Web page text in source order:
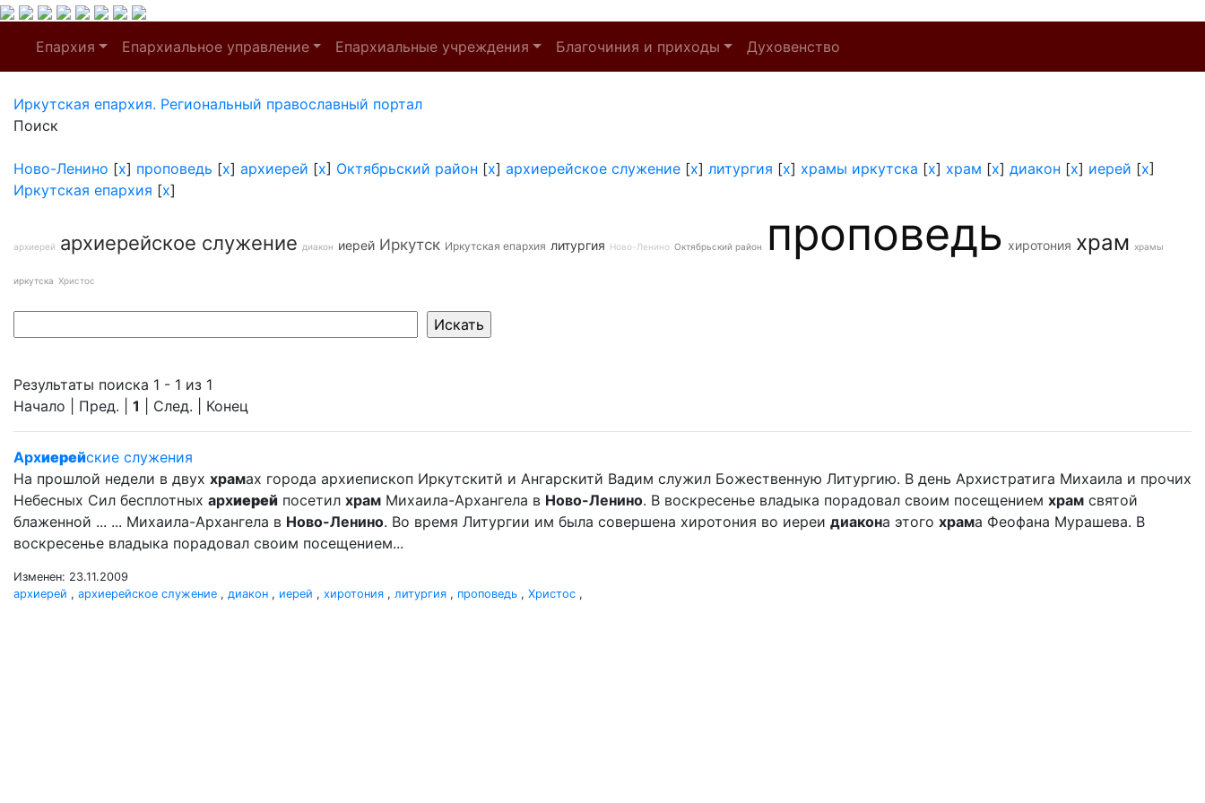
Епархия Епархиальное управление Епархиальные учреждения Благочиния и приходы Духовенство
Иркутская епархия. Региональный православный портал
Поиск
Ново-Ленино [x] проповедь [x] архиерей [x] Октябрьский район [x] архиерейское служение [x] литургия [x] храмы иркутска [x] храм [x] диакон [x] иерей [x]
Иркутская епархия [x]
архиерей архиерейское служение диакон иерей Иркутск Иркутская епархия литургия Ново-Ленино Октябрьский район проповедь хиротония храм храмы
иркутска Христос
Результаты поиска 1 - 1 из 1
Начало | Пред. | 1 | След. | Конец
Архиерейские служения
На прошлой недели в двух храмах города архиепископ Иркутскитй и Ангарскитй Вадим служил Божественную Литургию. В день Архистратига Михаила и прочих
Небесных Сил бесплотных архиерей посетил храм Михаила-Архангела в Ново-Ленино. В воскресенье владыка порадовал своим посещением храм святой
блаженной ... ... Михаила-Архангела в Ново-Ленино. Во время Литургии им была совершена хиротония во иереи диакона этого храма Феофана Мурашева. В
воскресенье владыка порадовал своим посещением...
Изменен: 23.11.2009
архиерей , архиерейское служение , диакон , иерей , хиротония , литургия , проповедь , Христос ,